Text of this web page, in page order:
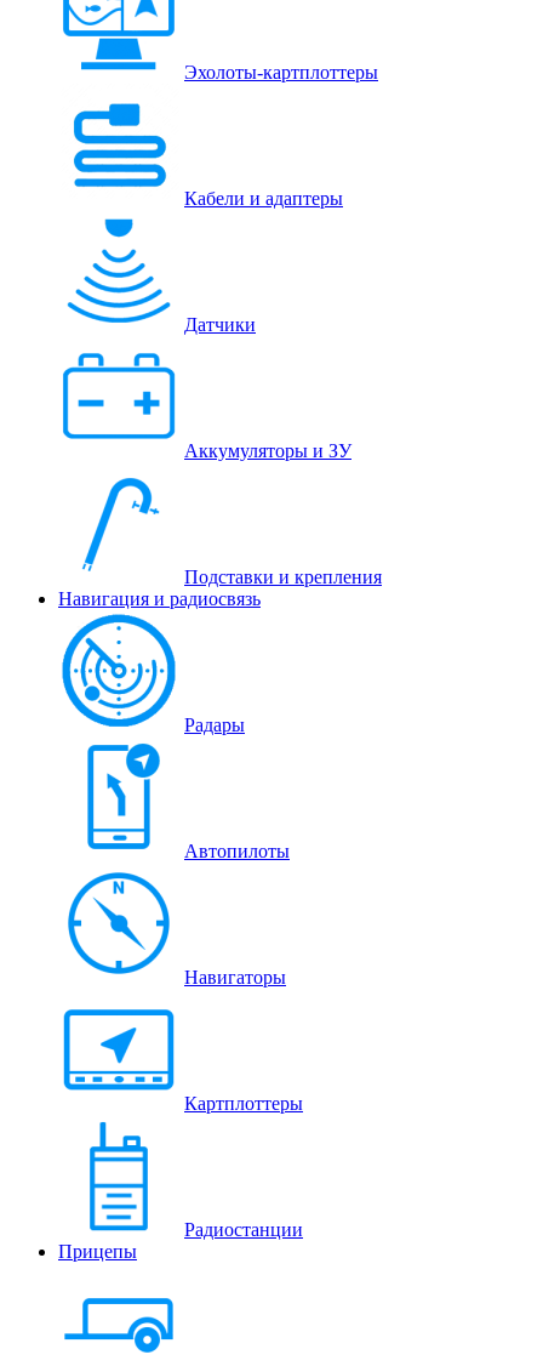
Эхолоты-картплоттеры
Кабели и адаптеры
Датчики
Аккумуляторы и ЗУ
Подставки и крепления
Навигация и радиосвязь
Радары
Автопилоты
Навигаторы
Картплоттеры
Радиостанции
Прицепы